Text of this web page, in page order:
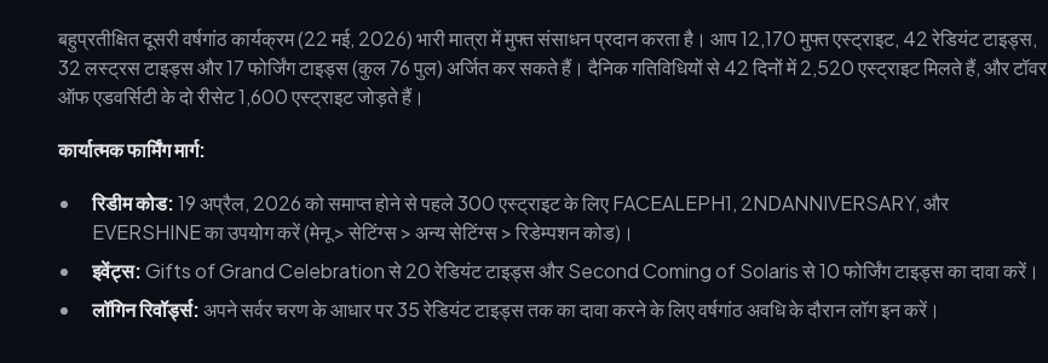
बहुप्रतीक्षित दूसरी वर्षगांठ कार्यक्रम (22 मई, 2026) भारी मात्रा में मुफ्त संसाधन प्रदान करता है। आप 12,170 मुफ्त एस्ट्राइट, 42 रेडियंट टाइड्स,
32 लस्ट्रस टाइड्स और 17 फोर्जिंग टाइड्स (कुल 76 पुल) अर्जित कर सकते हैं। दैनिक गतिविधियों से 42 दिनों में 2,520 एस्ट्राइट मिलते हैं, और टॉवर
ऑफ एडवर्सिटी के दो रीसेट 1,600 एस्ट्राइट जोड़ते हैं।
कार्यात्मक फार्मिंग मार्ग:
रिडीम कोड:19 अप्रैल, 2026 को समाप्त होने से पहले 300 एस्ट्राइट के लिए FACEALEPH1, 2NDANNIVERSARY, और
EVERSHINE का उपयोग करें (मेनू > सेटिंग्स > अन्य सेटिंग्स > रिडेम्पशन कोड)।
इवेंट्स:Gifts of Grand Celebration से 20 रेडियंट टाइड्स और Second Coming of Solaris से 10 फोर्जिंग टाइड्स का दावा करें।
लॉगिन रिवॉर्ड्स:अपने सर्वर चरण के आधार पर 35 रेडियंट टाइड्स तक का दावा करने के लिए वर्षगांठ अवधि के दौरान लॉग इन करें।